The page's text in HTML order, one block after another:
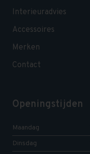
Interieuradvies
Accessoires
Merken
Contact
Openingstijden
Maandag
Dinsdag